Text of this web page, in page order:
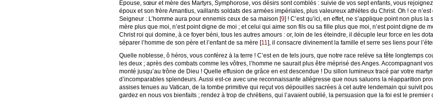
Épouse, sœur et mère des Martyrs, Symphorose, vos désirs sont comblés : suivie de vos sept enfants, vous
époux et son frère Amantius, vaillants soldats des armées impériales, plus valeureux athlètes du Christ. Oh ! ce
Seigneur : L’homme aura pour ennemis ceux de sa maison [9] ! C’est qu’ici, en effet, ne s’applique point non plus
mère plus que moi, n’est point digne de moi ; et celui qui aime son fils ou sa fille plus que moi, n’est point digne de
Christ roi qui domine, à ce foyer béni, tous les autres amours : or, loin de les éteindre, il décuple leur force en les
séparer l’homme de son père et l’enfant de sa mère [11], il consacre divinement la famille et serre ses liens pour
Quelle noblesse, ô héros, vous conférez à la terre ! C’est en de tels jours, que notre race relève sa tête longtemps
les deux ; après des combats comme les vôtres, l’homme ne saurait plus être méprisé des Anges. Accompagnant
monté jusqu’au trône de Dieu ! Quelle effusion de grâce en est descendue ! Du sillon lumineux tracé par votre
d’incomparables splendeurs. Aussi est-ce avec une reconnaissante allégresse que nous saluons la réapparition
assises tenues au Vatican, de la tombe primitive qui reçut vos dépouilles sacrées à cet autre lendemain qui suivit
gardez en nous vos bienfaits ; rendez à trop de chrétiens, qui l’avaient oublié, la persuasion que la foi est le premier